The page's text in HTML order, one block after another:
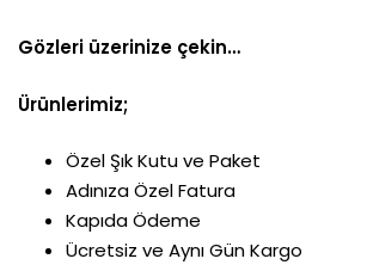
Gözleri üzerinize çekin…
Ürünlerimiz;
Özel Şık Kutu ve Paket
Adınıza Özel Fatura
Kapıda Ödeme
Ücretsiz ve Aynı Gün Kargo